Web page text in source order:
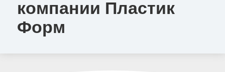
компании Пластик
Форм